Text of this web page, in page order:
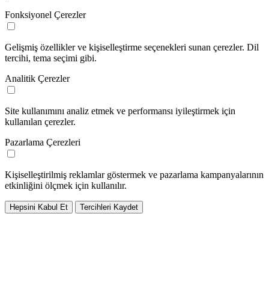
Fonksiyonel Çerezler
Gelişmiş özellikler ve kişiselleştirme seçenekleri sunan çerezler. Dil
tercihi, tema seçimi gibi.
Analitik Çerezler
Site kullanımını analiz etmek ve performansı iyileştirmek için
kullanılan çerezler.
Pazarlama Çerezleri
Kişiselleştirilmiş reklamlar göstermek ve pazarlama kampanyalarının
etkinliğini ölçmek için kullanılır.
Hepsini Kabul Et Tercihleri Kaydet